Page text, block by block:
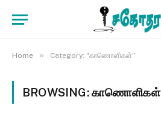
Home » Category: "காணொளிகள்"
BROWSING:காணொளிகள்